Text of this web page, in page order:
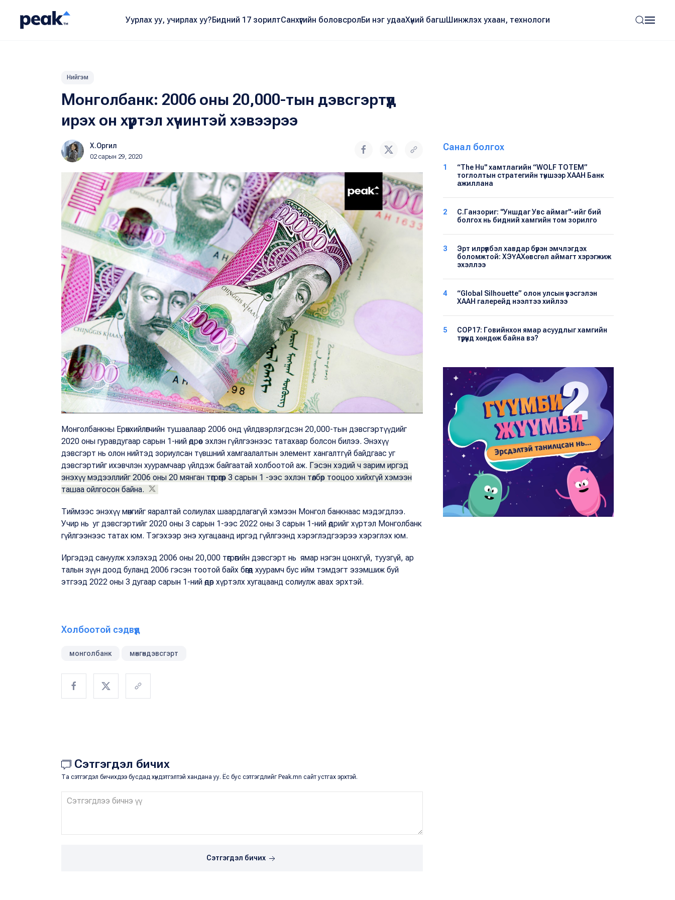
Уурлах уу, учирлах уу?Бидний 17 зорилтСанхүүгийн боловсролБи нэг удааХүний багшШинжлэх ухаан, технологи
Нийгэм
Монголбанк: 2006 оны 20,000-тын дэвсгэртүүд
ирэх он хүртэл хүчинтэй хэвээрээ
Х.Оргил
02 сарын 29, 2020
Монголбанкны Ерөнхийлөгчийн тушаалаар 2006 онд үйлдвэрлэгдсэн 20,000-тын дэвсгэртүүдийг
2020 оны гуравдугаар сарын 1-ний өдрөөс эхлэн гүйлгээнээс татахаар болсон билээ. Энэхүү
дэвсгэрт нь олон нийтэд зориулсан түвшний хамгаалалтын элемент хангалтгүй байдгаас уг
дэвсгэртийг ихэвчлэн хуурамчаар үйлдэж байгаатай холбоотой аж. Гэсэн хэдий ч зарим иргэд
энэхүү мэдээллийг 2006 оны 20 мянган төгрөгөөр 3 сарын 1 -ээс эхлэн төлбөр тооцоо хийхгүй хэмээн
ташаа ойлгосон байна.
Тиймээс энэхүү мөнгийг яаралтай солиулах шаардлагагүй хэмээн Монгол банкнаас мэдэгдлээ.
Учир нь уг дэвсгэртийг 2020 оны 3 сарын 1-ээс 2022 оны 3 сарын 1-ний өдрийг хүртэл Монголбанк
гүйлгээнээс татах юм. Тэгэхээр энэ хугацаанд иргэд гүйлгээнд хэрэглэдгээрээ хэрэглэх юм.
Иргэдэд сануулж хэлэхэд 2006 оны 20,000 төгрөгийн дэвсгэрт нь ямар нэгэн цонхгүй, туузгүй, ар
талын зүүн доод буланд 2006 гэсэн тоотой байх бөгөөд хуурамч бус ийм тэмдэгт эзэмшиж буй
этгээд 2022 оны 3 дугаар сарын 1-ний өдөр хүртэлх хугацаанд солиулж авах эрхтэй.
Холбоотой сэдвүүд
монголбанк мөнгөндэвсгэрт
Сэтгэгдэл бичих
Та сэтгэгдэл бичихдээ бусдад хүндэтгэлтэй хандана уу. Ёс бус сэтгэгдлийг Peak.mn сайт устгах эрхтэй.
Сэтгэгдэл бичих
Санал болгох
1
“The Hu" хамтлагийн “WOLF TOTEM”
тоглолтын стратегийн түншээр ХААН Банк
ажиллана
2
С.Ганзориг: "Уншдаг Увс аймаг"-ийг бий
болгох нь бидний хамгийн том зорилго
3
Эрт илрүүлбэл хавдар бүрэн эмчлэгдэх
боломжтой: ХЭҮА​Хөвсгөл аймагт хэрэгжиж
эхэллээ
4
“Global Silhouette” олон улсын үзэсгэлэн
ХААН галерейд нээлтээ хийлээ
5
COP17: Говийнхон ямар асуудлыг хамгийн
түрүүнд хөндөж байна вэ?